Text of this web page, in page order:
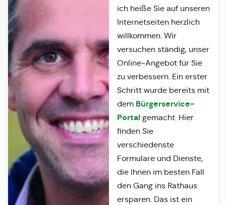
ich heiße Sie auf unseren
Internetseiten herzlich
willkommen. Wir
versuchen ständig, unser
Online-Angebot für Sie
zu verbessern. Ein erster
Schritt wurde bereits mit
dem Bürgerservice-
Portalgemacht. Hier
finden Sie
verschiedenste
Formulare und Dienste,
die Ihnen im besten Fall
den Gang ins Rathaus
ersparen. Das ist ein